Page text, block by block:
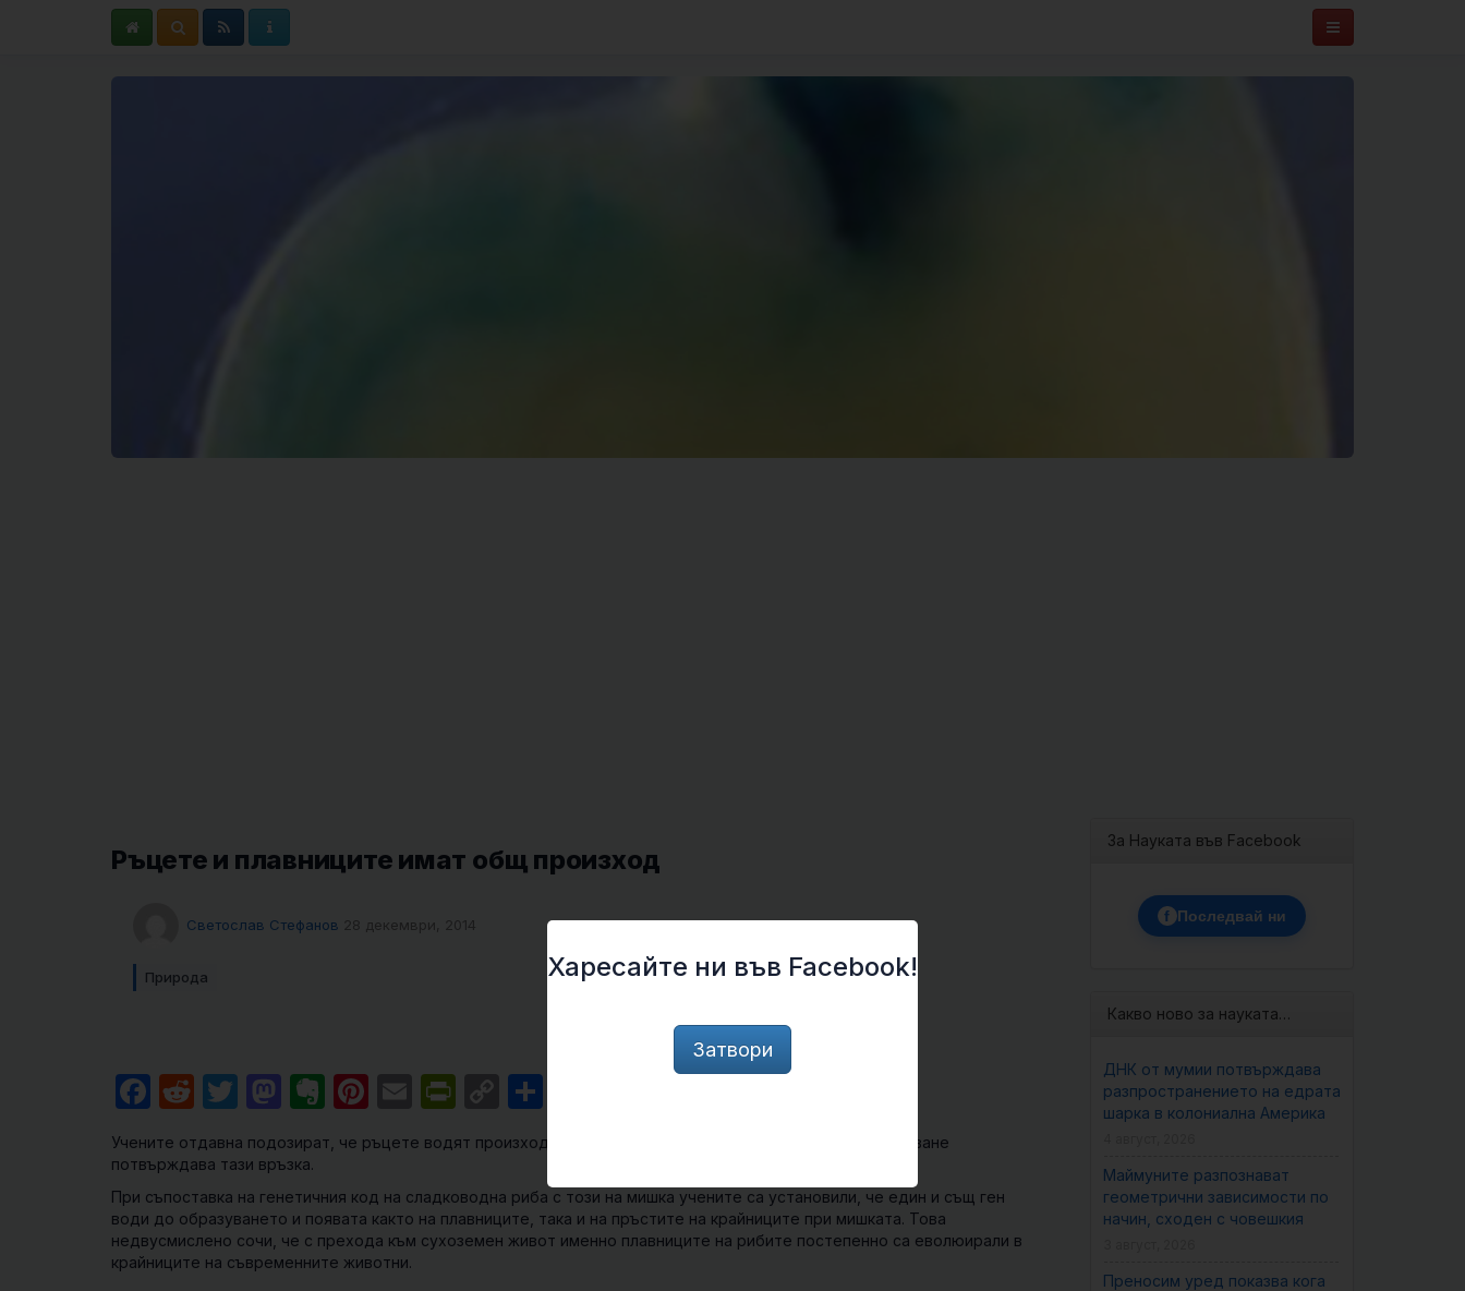
Ръцете и плавниците имат общ произход
Светослав Стефанов 28 декември, 2014
Природа
Facebook
RedditTwitter
Mastodon
Evernote
Pinterest
EmailPrintFriendly
Copy
Учените отдавна подозират, че ръцете водят произхода си от плавниците на рибите. Сега ново проучване
потвърждава тази връзка.
При съпоставка на генетичния код на сладководна риба с този на мишка учените са установили, че един и същ ген
води до образуването и появата както на плавниците, така и на пръстите на крайниците при мишката. Това
недвусмислено сочи, че с прехода към сухоземен живот именно плавниците на рибите постепенно са еволюирали в
крайниците на съвременните животни.
За Науката във Facebook
f Последвай ни
Какво ново за науката…
ДНК от мумии потвърждава
разпространението на едрата
шарка в колониална Америка
Маймуните разпознават
геометрични зависимости по
начин, сходен с човешкия
Преносим уред показва кога
Харесайте ни във Facebook!
Затвори